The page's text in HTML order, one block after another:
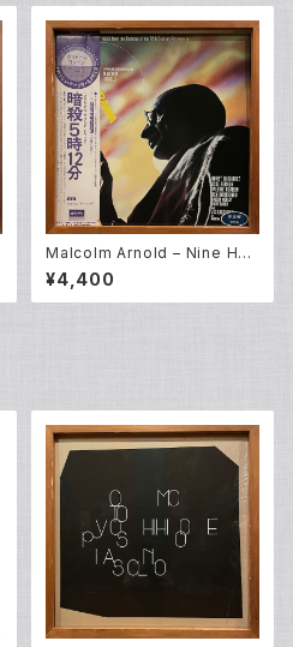
Malcolm Arnold – Nine Hou
rs To Rama (LP)
¥4,400